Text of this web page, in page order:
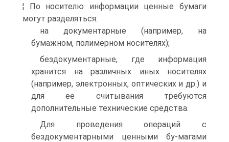
¦ По носителю информации ценные бумаги
могут разделяться:
на документарные (например, на
бумажном, полимерном носителях);
бездокументарные, где информация
хранится на различных иных носителях
(например, электронных, оптических и др.) и
для ее считывания требуются
дополнительные технические средства.
Для проведения операций с
бездокументарными ценными бу-магами